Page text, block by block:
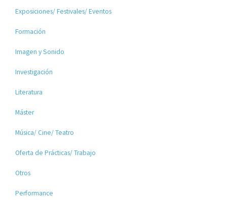
Exposiciones/ Festivales/ Eventos
Formación
Imagen y Sonido
Investigación
Literatura
Máster
Música/ Cine/ Teatro
Oferta de Prácticas/ Trabajo
Otros
Performance